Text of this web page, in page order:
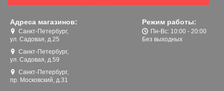
Адреса магазинов:
Санкт-Петербург,
ул. Садовая, д.25
Санкт-Петербург,
ул. Садовая, д.59
Санкт-Петербург,
пр. Московский, д.31
Режим работы:
Пн-Вс: 10:00 - 20:00
Без выходных